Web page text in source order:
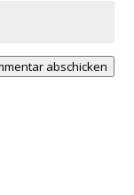
abschicken